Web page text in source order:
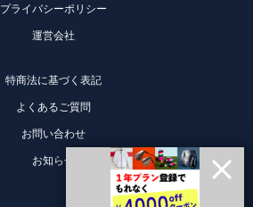
プライバシーポリシー
運営会社
特商法に基づく表記
よくあるご質問
お問い合わせ
お知らせ